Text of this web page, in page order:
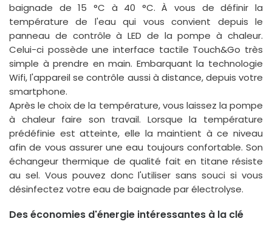
baignade de 15 °C à 40 °C. À vous de définir la
température de l'eau qui vous convient depuis le
panneau de contrôle à LED de la pompe à chaleur.
Celui-ci possède une interface tactile Touch&Go très
simple à prendre en main. Embarquant la technologie
Wifi, l'appareil se contrôle aussi à distance, depuis votre
smartphone.
Après le choix de la température, vous laissez la pompe
à chaleur faire son travail. Lorsque la température
prédéfinie est atteinte, elle la maintient à ce niveau
afin de vous assurer une eau toujours confortable. Son
échangeur thermique de qualité fait en titane résiste
au sel. Vous pouvez donc l'utiliser sans souci si vous
désinfectez votre eau de baignade par électrolyse.
Des économies d'énergie intéressantes à la clé